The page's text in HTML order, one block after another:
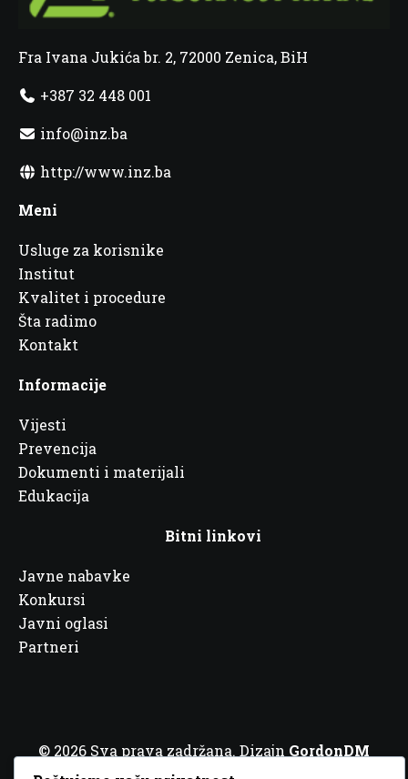
Fra Ivana Jukića br. 2, 72000 Zenica, BiH
+387 32 448 001
info@inz.ba
http://www.inz.ba
Meni
Usluge za korisnike
Institut
Kvalitet i procedure
Šta radimo
Kontakt
Informacije
Vijesti
Prevencija
Dokumenti i materijali
Edukacija
Bitni linkovi
Javne nabavke
Konkursi
Javni oglasi
Partneri
© 2026 Sva prava zadržana. Dizajn GordonDM